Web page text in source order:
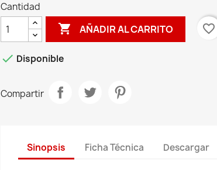
Cantidad
 AÑADIR AL CARRITO favorite_border
 Disponible
Compartir
Sinopsis Ficha Técnica Descargar